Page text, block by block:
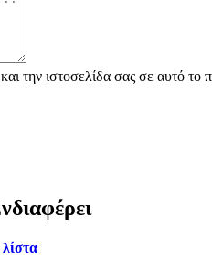
την ιστοσελίδα σας σε αυτό